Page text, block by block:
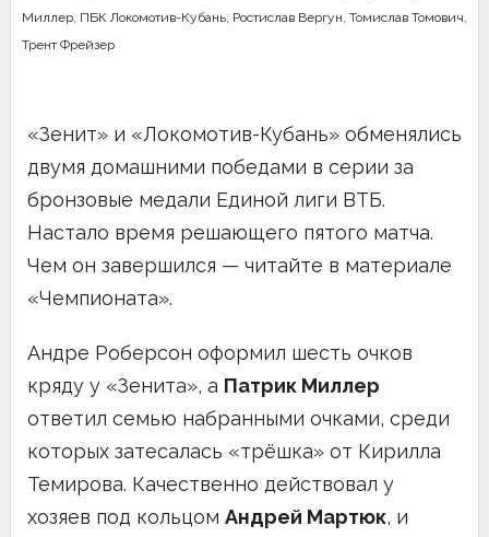
Миллер, ПБК Локомотив-Кубань, Ростислав Вергун, Томислав Томович,
Трент Фрейзер
«Зенит» и «Локомотив-Кубань» обменялись
двумя домашними победами в серии за
бронзовые медали Единой лиги ВТБ.
Настало время решающего пятого матча.
Чем он завершился — читайте в материале
«Чемпионата».
Андре Роберсон оформил шесть очков
кряду у «Зенита», а Патрик Миллер
ответил семью набранными очками, среди
которых затесалась «трёшка» от Кирилла
Темирова. Качественно действовал у
хозяев под кольцом Андрей Мартюк, и